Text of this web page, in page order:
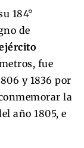
184°
de
fue
y 1836 por
la
año 1805, e